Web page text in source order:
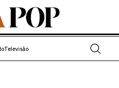
Televisão Abrir